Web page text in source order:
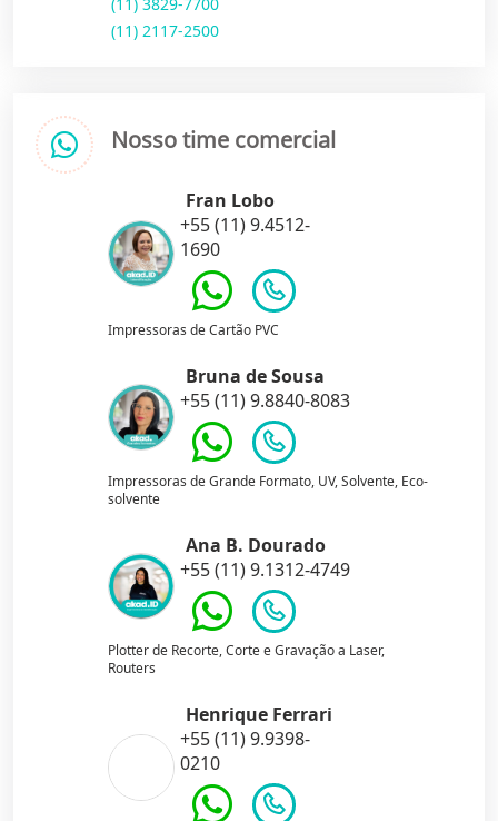
(11) 2117-2500
Nosso time comercial
Fran Lobo
+55 (11) 9.4512-
1690
Impressoras de Cartão PVC
Bruna de Sousa
+55 (11) 9.8840-8083
Impressoras de Grande Formato, UV, Solvente, Eco-
solvente
Ana B. Dourado
+55 (11) 9.1312-4749
Plotter de Recorte, Corte e Gravação a Laser,
Routers
Henrique Ferrari
+55 (11) 9.9398-
0210